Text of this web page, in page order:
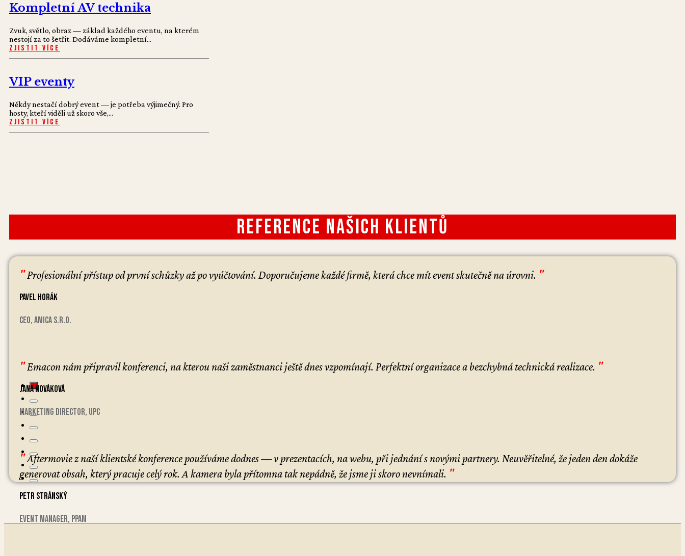
Kompletní AV technika
Zvuk, světlo, obraz — základ každého eventu, na kterém
nestojí za to šetřit. Dodáváme kompletní...
Zjistit více
VIP eventy
Někdy nestačí dobrý event — je potřeba výjimečný. Pro
hosty, kteří viděli už skoro vše,...
Zjistit více
Reference našich klientů
"Profesionální přístup od první schůzky až po vyúčtování. Doporučujeme každé firmě, která chce mít event skutečně na úrovni. "
Pavel Horák
CEO, Amica s.r.o.
"Emacon nám připravil konferenci, na kterou naši zaměstnanci ještě dnes vzpomínají. Perfektní organizace a bezchybná technická realizace. "
Jana Nováková
Marketing Director, UPC
"Aftermovie z naší klientské konference používáme dodnes — v prezentacích, na webu, při jednání s novými partnery. Neuvěřitelné, že jeden den dokáže
generovat obsah, který pracuje celý rok. A kamera byla přítomna tak nepádně, že jsme ji skoro nevnímali. "
Petr Stránský
event manager, PPaM